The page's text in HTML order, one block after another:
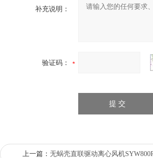
补充说明：
验证码：
上一篇： 无蜗壳直联驱动离心风机